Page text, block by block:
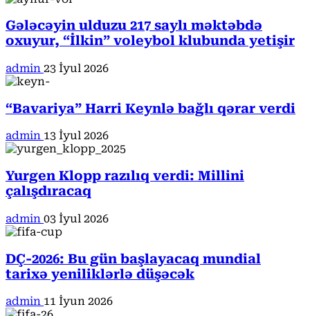
Gələcəyin ulduzu 217 saylı məktəbdə
oxuyur, “İlkin” voleybol klubunda yetişir
admin 23 İyul 2026
“Bavariya” Harri Keynlə bağlı qərar verdi
admin 13 İyul 2026
Yurgen Klopp razılıq verdi: Millini
çalışdıracaq
admin 03 İyul 2026
DÇ-2026: Bu gün başlayacaq mundial
tarixə yeniliklərlə düşəcək
admin 11 İyun 2026